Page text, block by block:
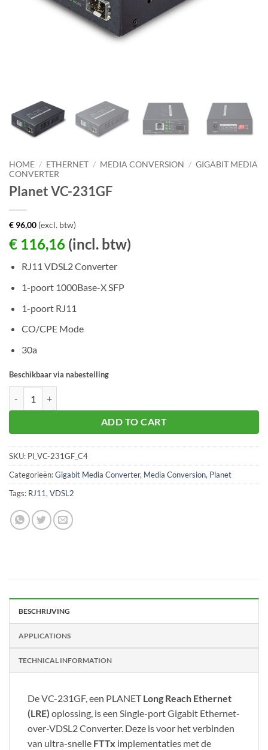
HOME / ETHERNET / MEDIA CONVERSION / GIGABIT MEDIA
CONVERTER
Planet VC-231GF
€ 96,00 (excl. btw)
€ 116,16 (incl. btw)
RJ11 VDSL2 Converter
1-poort 1000Base-X SFP
1-poort RJ11
CO/CPE Mode
30a
Beschikbaar via nabestelling
ADD TO CART
SKU: Pl_VC-231GF_C4
Categorieën:Gigabit Media Converter, Media Conversion, Planet
Tags: RJ11,VDSL2
BESCHRIJVING
APPLICATIONS
TECHNICAL INFORMATION
De VC-231GF, een PLANETLong Reach Ethernet
(LRE) oplossing, is een Single-port Gigabit Ethernet-
over-VDSL2 Converter. Deze is voor het verbinden
van ultra-snelle FTTx implementaties met de